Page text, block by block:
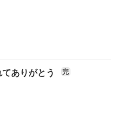
のでもありません。
りません。
しみください。
なかで出会った運命
ありがとう 完